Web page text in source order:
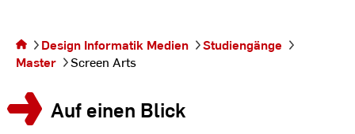
sich auf
der
Seite
Screen
Arts
Design Informatik Medien
Studiengänge
Master
Screen Arts
Auf einen Blick